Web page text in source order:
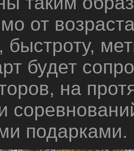
от
быстроту,
будет
на
подарками.